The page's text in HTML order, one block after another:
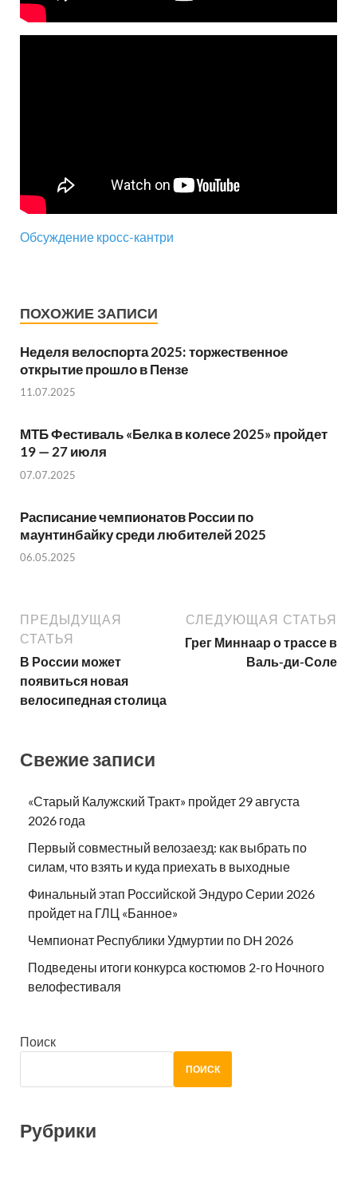
Обсуждение кросс-кантри
ПОХОЖИЕ ЗАПИСИ
Неделя велоспорта 2025: торжественное
открытие прошло в Пензе
11.07.2025
МТБ Фестиваль «Белка в колесе 2025» пройдет
19 — 27 июля
07.07.2025
Расписание чемпионатов России по
маунтинбайку среди любителей 2025
06.05.2025
ПРЕДЫДУЩАЯ
СТАТЬЯ
В России может
появиться новая
велосипедная столица
СЛЕДУЮЩАЯ СТАТЬЯ
Грег Миннаар о трассе в
Валь-ди-Соле
Свежие записи
«Старый Калужский Тракт» пройдет 29 августа
2026 года
Первый совместный велозаезд: как выбрать по
силам, что взять и куда приехать в выходные
Финальный этап Российской Эндуро Серии 2026
пройдет на ГЛЦ «Банное»
Чемпионат Республики Удмуртии по DH 2026
Подведены итоги конкурса костюмов 2-го Ночного
велофестиваля
Поиск
ПОИСК
Рубрики